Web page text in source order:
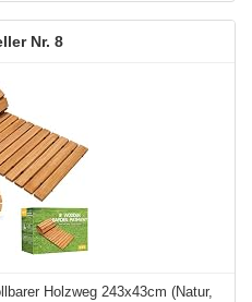
8
Holzweg 243x43cm (Natur,